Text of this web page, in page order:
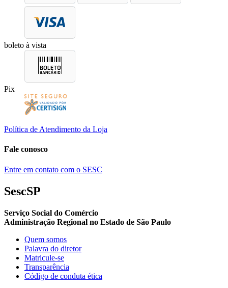
boleto à vista
Pix
Política de Atendimento da Loja
Fale conosco
Entre em contato com o SESC
SescSP
Serviço Social do Comércio
Administração Regional no Estado de São Paulo
Quem somos
Palavra do diretor
Matricule-se
Transparência
Código de conduta ética